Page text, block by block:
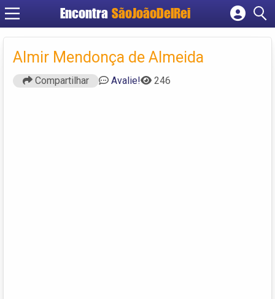
Encontra SãoJoãoDelRei
Cadastrar empresa
Criar conta
Almir Mendonça de Almeida
Compartilhar Avalie! 246